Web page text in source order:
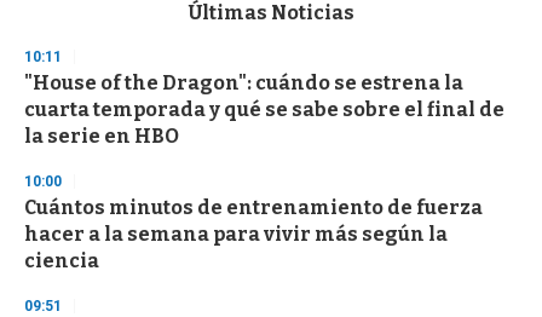
d
s
o
f
3
s
e
c
o
n
Últimas Noticias
10:11
"House of the Dragon": cuándo se estrena la
cuarta temporada y qué se sabe sobre el final de
la serie en HBO
10:00
Cuántos minutos de entrenamiento de fuerza
hacer a la semana para vivir más según la
ciencia
09:51